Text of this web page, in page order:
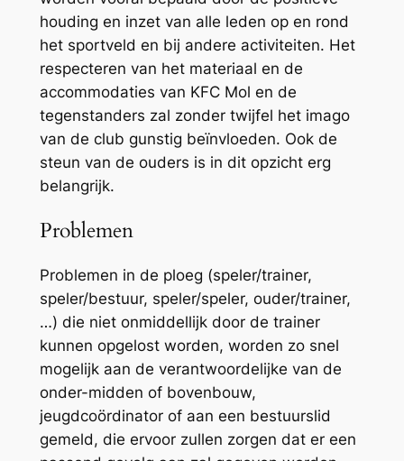
houding en inzet van alle leden op en rond
het sportveld en bij andere activiteiten. Het
respecteren van het materiaal en de
accommodaties van KFC Mol en de
tegenstanders zal zonder twijfel het imago
van de club gunstig beïnvloeden. Ook de
steun van de ouders is in dit opzicht erg
belangrijk.
Problemen
Problemen in de ploeg (speler/trainer,
speler/bestuur, speler/speler, ouder/trainer,
…) die niet onmiddellijk door de trainer
kunnen opgelost worden, worden zo snel
mogelijk aan de verantwoordelijke van de
onder-midden of bovenbouw,
jeugdcoördinator of aan een bestuurslid
gemeld, die ervoor zullen zorgen dat er een